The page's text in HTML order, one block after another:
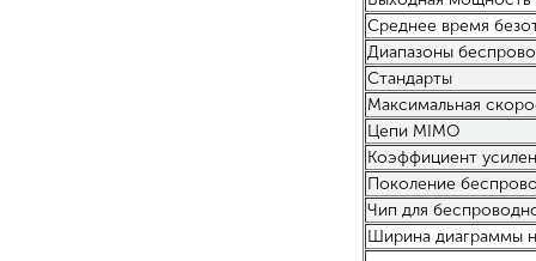
Среднее время
Диапазоны
Стандарты
Максимальная
Цепи MIMO
Коэффициент
Поколение
Чип для
Ширина диаграммы